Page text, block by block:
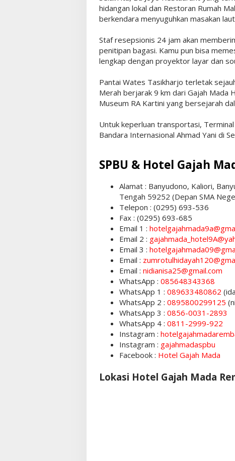
hidangan lokal dan Restoran Rumah
berkendara menyuguhkan masakan
Staf resepsionis 24 jam akan
penitipan bagasi. Kamu pun bisa
lengkap dengan proyektor layar dan
Pantai Wates Tasikharjo terletak
Merah berjarak 9 km dari Gajah Mada
Museum RA Kartini yang bersejarah
Untuk keperluan transportasi,
Bandara Internasional Ahmad Yani di
SPBU & Hotel Gajah
Alamat : Banyudono, Kaliori,
Tengah 59252 (Depan SMA
Telepon : (0295) 693-536
Fax : (0295) 693-685
Email 1 :
Email 2 :
Email 3 :
Email :
Email : nidianisa25@gmail.com
WhatsApp : 085648343368
WhatsApp 1 : 089633480862
WhatsApp 2 : 0895800299125
WhatsApp 3 : 0856-0031-2893
WhatsApp 4 : 0811-2999-922
Instagram :
Instagram : gajahmadaspbu
Facebook : Hotel Gajah Mada
Lokasi Hotel Gajah Mada